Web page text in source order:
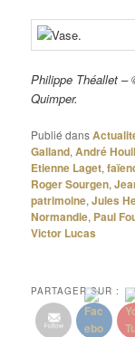
Philippe Théallet –
Quimper.
Publié dans
Galland,André
Etienne Laget,
Roger Sourgen,
patrimoine,Jules
Normandie, Paul
Victor Lucas
PARTAGER SUR :